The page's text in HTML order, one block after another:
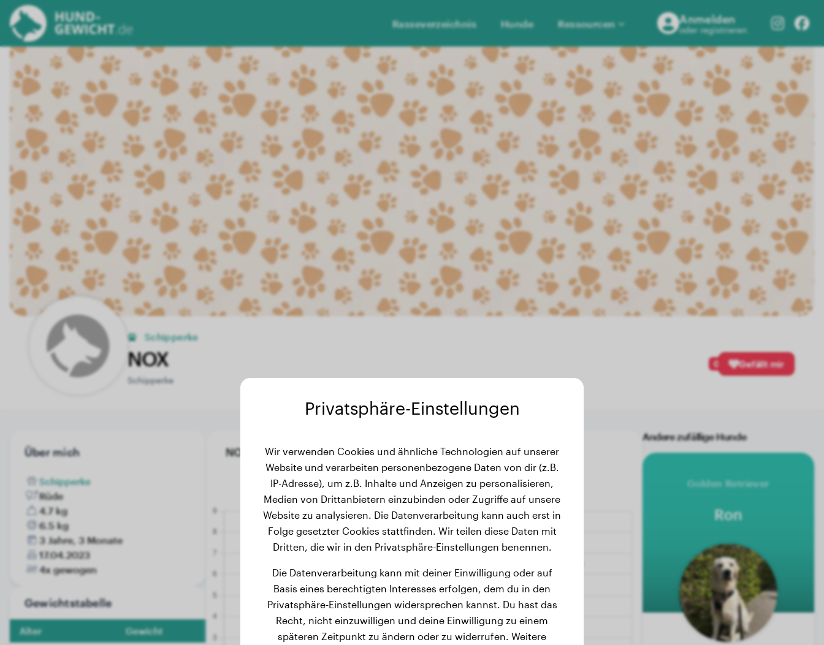
Rasseverzeichnis Hunde Ressourcen Anmelden
oder registrieren
Schipperke
NOX
Schipperke
0 Gefällt mir
Über mich
Schipperke
Rüde
4.7 kg
6.5 kg
3 Jahre, 3 Monate
17.04.2023
4x gewogen
Gewichtstabelle
Alter Gewicht
NOX's Gewichtsverlauf
Andere zufällige Hunde
Golden Retriever
Ron
Privatsphäre-Einstellungen
Wir verwenden Cookies und ähnliche Technologien auf unserer
Website und verarbeiten personenbezogene Daten von dir (z.B.
IP-Adresse), um z.B. Inhalte und Anzeigen zu personalisieren,
Medien von Drittanbietern einzubinden oder Zugriffe auf unsere
Website zu analysieren. Die Datenverarbeitung kann auch erst in
Folge gesetzter Cookies stattfinden. Wir teilen diese Daten mit
Dritten, die wir in den Privatsphäre-Einstellungen benennen.
Die Datenverarbeitung kann mit deiner Einwilligung oder auf
Basis eines berechtigten Interesses erfolgen, dem du in den
Privatsphäre-Einstellungen widersprechen kannst. Du hast das
Recht, nicht einzuwilligen und deine Einwilligung zu einem
späteren Zeitpunkt zu ändern oder zu widerrufen. Weitere